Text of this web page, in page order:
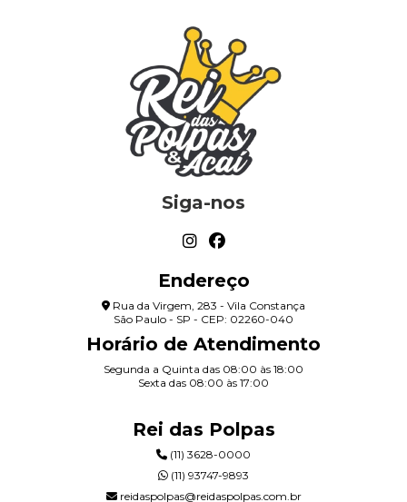
Siga-nos
Endereço
Rua da Virgem, 283 - Vila Constança
São Paulo - SP - CEP: 02260-040
Horário de Atendimento
Segunda a Quinta das 08:00 às 18:00
Sexta das 08:00 às 17:00
Rei das Polpas
(11) 3628-0000
(11) 93747-9893
reidaspolpas@reidaspolpas.com.br